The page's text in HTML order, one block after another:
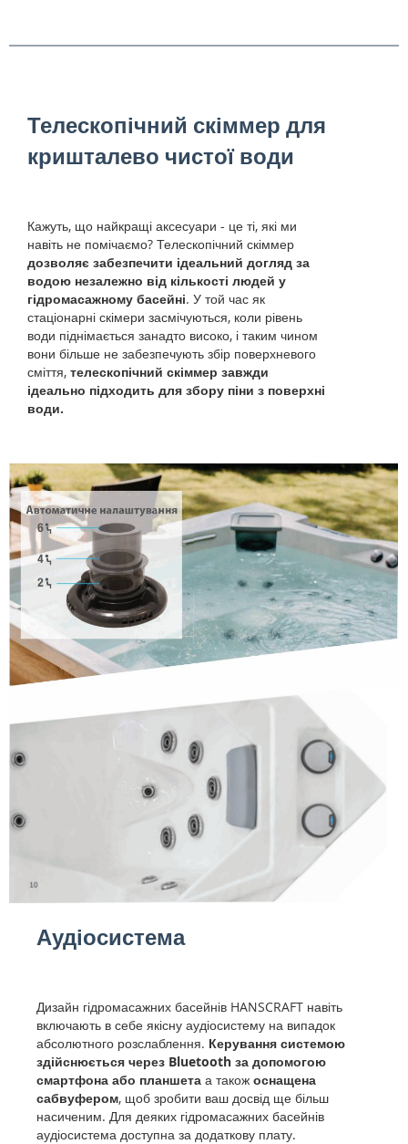
Телескопічний скіммер для
кришталево чистої води
Кажуть, що найкращі аксесуари - це ті, які ми
навіть не помічаємо? Телескопічний скіммер
дозволяє забезпечити ідеальний догляд за
водою незалежно від кількості людей у
гідромасажному басейні. У той час як
стаціонарні скімери засмічуються, коли рівень
води піднімається занадто високо, і таким чином
вони більше не забезпечують збір поверхневого
сміття, телескопічний скіммер завжди
ідеально підходить для збору піни з поверхні
води.
Аудіосистема
Дизайн гідромасажних басейнів HANSCRAFT навіть
включають в себе якісну аудіосистему на випадок
абсолютного розслаблення. Керування системою
здійснюється через Bluetooth за допомогою
смартфона або планшета а також оснащена
сабвуфером, щоб зробити ваш досвід ще більш
насиченим. Для деяких гідромасажних басейнів
аудіосистема доступна за додаткову плату.